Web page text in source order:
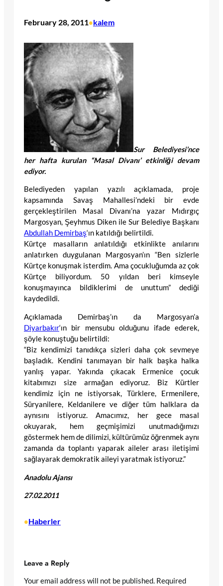
February 28, 2011•kalem
Sur Belediyesi’nce
her hafta kurulan “Masal Divanı’ etkinliği devam
ediyor.
Belediyeden yapılan yazılı açıklamada, proje
kapsamında Savaş Mahallesi’ndeki bir evde
gerçekleştirilen Masal Divanı’na yazar Mıdırgıç
Margosyan, Şeyhmus Diken ile Sur Belediye Başkanı
Abdullah Demirbaş‘ın katıldığı belirtildi.
Kürtçe masalların anlatıldığı etkinlikte anılarını
anlatırken duygulanan Margosyan’ın “Ben sizlerle
Kürtçe konuşmak isterdim. Ama çocukluğumda az çok
Kürtçe biliyordum. 50 yıldan beri kimseyle
konuşmayınca bildiklerimi de unuttum” dediği
kaydedildi.
Açıklamada Demirbaş’ın da Margosyan’a
Diyarbakır‘ın bir mensubu olduğunu ifade ederek,
şöyle konuştuğu belirtildi:
“Biz kendimizi tanıdıkça sizleri daha çok sevmeye
başladık. Kendini tanımayan bir halk başka halka
yanlış yapar. Yakında çıkacak Ermenice çocuk
kitabımızı size armağan ediyoruz. Biz Kürtler
kendimiz için ne istiyorsak, Türklere, Ermenilere,
Süryanilere, Keldanilere ve diğer tüm halklara da
aynısını istiyoruz. Amacımız, her gece masal
okuyarak, hem geçmişimizi unutmadığımızı
göstermek hem de dilimizi, kültürümüz öğrenmek aynı
zamanda da toplantı yaparak aileler arası iletişimi
sağlayarak demokratik aileyi yaratmak istiyoruz.”
Anadolu Ajansı
27.02.2011
•Haberler
Leave a Reply
Your email address will not be published. Required